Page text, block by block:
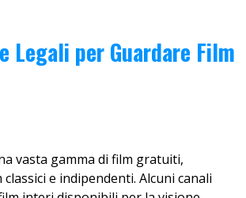
Legali per Guardare Film
vasta gamma di film gratuiti,
e indipendenti. Alcuni canali